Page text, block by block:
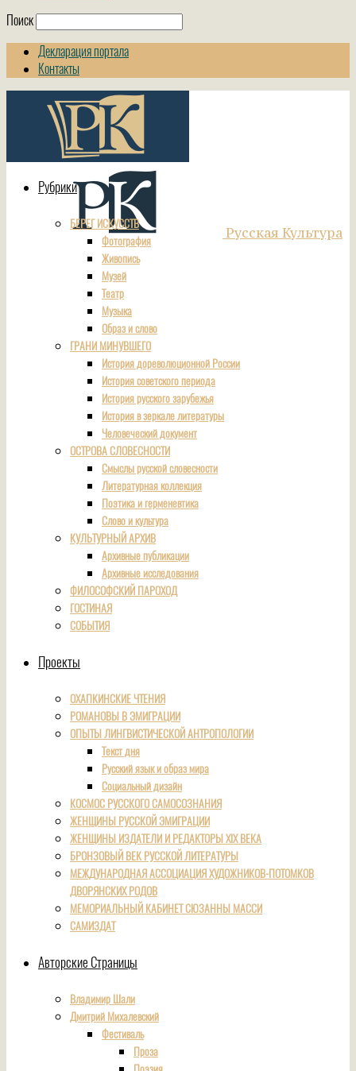
Поиск
Декларация портала
Контакты
Русская Культура
Рубрики
БЕРЕГ ИСКУССТВ
Фотография
Живопись
Музей
Театр
Музыка
Образ и слово
ГРАНИ МИНУВШЕГО
История дореволюционной России
История советского периода
История русского зарубежья
История в зеркале литературы
Человеческий документ
ОСТРОВА СЛОВЕСНОСТИ
Смыслы русской словесности
Литературная коллекция
Поэтика и герменевтика
Слово и культура
КУЛЬТУРНЫЙ АРХИВ
Архивные публикации
Архивные исследования
ФИЛОСОФСКИЙ ПАРОХОД
ГОСТИНАЯ
СОБЫТИЯ
Проекты
ОХАПКИНСКИЕ ЧТЕНИЯ
РОМАНОВЫ В ЭМИГРАЦИИ
ОПЫТЫ ЛИНГВИСТИЧЕСКОЙ АНТРОПОЛОГИИ
Текст дня
Русский язык и образ мира
Социальный дизайн
КОСМОС РУССКОГО САМОСОЗНАНИЯ
ЖЕНЩИНЫ РУССКОЙ ЭМИГРАЦИИ
ЖЕНЩИНЫ ИЗДАТЕЛИ И РЕДАКТОРЫ XIX ВЕКА
БРОНЗОВЫЙ ВЕК РУССКОЙ ЛИТЕРАТУРЫ
МЕЖДУНАРОДНАЯ АССОЦИАЦИЯ ХУДОЖНИКОВ-ПОТОМКОВ
ДВОРЯНСКИХ РОДОВ
МЕМОРИАЛЬНЫЙ КАБИНЕТ СЮЗАННЫ МАССИ
САМИЗДАТ
Авторские Страницы
Владимир Шали
Дмитрий Михалевский
Фестиваль
Проза